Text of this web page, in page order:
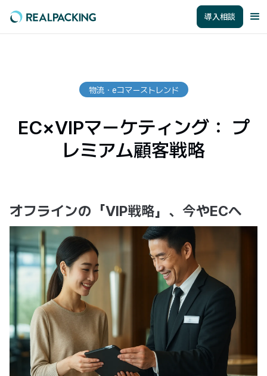
導入相談
物流・eコマーストレンド
EC×VIPマーケティング： プ
レミアム顧客戦略
オフラインの「VIP戦略」、今やECへ